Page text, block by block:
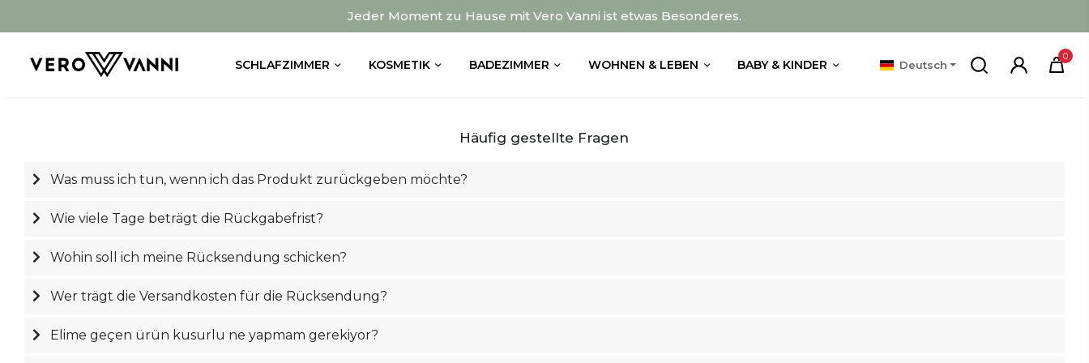
Jeder Moment zu Hause mit Vero Vanni ist etwas Besonderes.
SCHLAFZIMMER KOSMETIK BADEZIMMER WOHNEN & LEBEN BABY & KINDER Deutsch
0
Häufig gestellte Fragen
Was muss ich tun, wenn ich das Produkt zurückgeben möchte?
Wie viele Tage beträgt die Rückgabefrist?
Wohin soll ich meine Rücksendung schicken?
Wer trägt die Versandkosten für die Rücksendung?
Elime geçen ürün kusurlu ne yapmam gerekiyor?